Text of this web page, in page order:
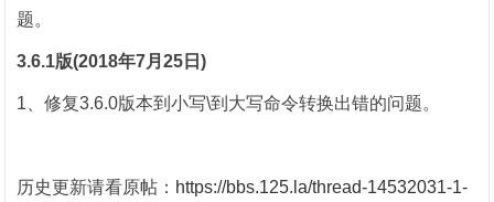
题。
3.6.1版(2018年7月25日)
1、修复3.6.0版本到小写\到大写命令转换出错的问题。
历史更新请看原帖： https://bbs.125.la/thread-14532031-1-